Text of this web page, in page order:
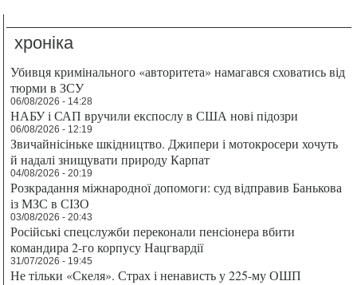
хроніка
Убивця кримінального «авторитета» намагався сховатись від
тюрми в ЗСУ
06/08/2026 - 14:28
НАБУ і САП вручили експослу в США нові підозри
06/08/2026 - 12:19
Звичайнісіньке шкідництво. Джипери і мотокросери хочуть
й надалі знищувати природу Карпат
04/08/2026 - 20:19
Розкрадання міжнародної допомоги: суд відправив Банькова
із МЗС в СІЗО
03/08/2026 - 20:43
Російські спецслужби переконали пенсіонера вбити
командира 2-го корпусу Нацгвардії
31/07/2026 - 19:45
Не тільки «Скеля». Страх і ненависть у 225-му ОШП